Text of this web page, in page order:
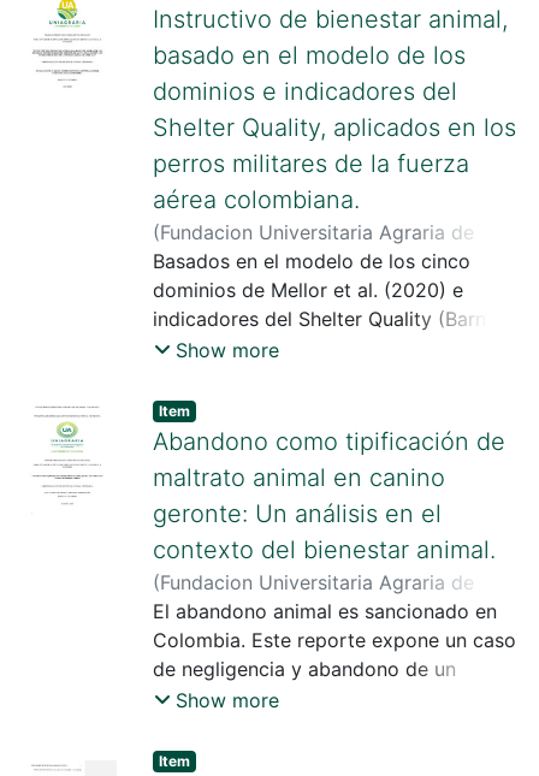
ambiente, la noción de maltrato animal
y un pequeño, pero no menos
importante abordaje de
conocimientode biodiversidad.
Instructivo de bienestar animal,
basado en el modelo de los
dominios e indicadores del
Shelter Quality, aplicados en los
perros militares de la fuerza
aérea colombiana.
(Fundacion Universitaria Agraria de
Colombia,2024)Montoya Espinosa,
Carlos Andrés;Salas Sinisterra, Xiomar
Fernanda;Monsalve Barrero, Stefany
Basados en el modelo de los cinco
dominios de Mellor et al. (2020) e
indicadores del Shelter Quality (Barnard
et al., 2014) se comparten los
animal aplicada en perros militares de la
Fuerza Aérea Colombiana – FAC. La
investigación fue descriptiva cualitativa,
con enfoque no experimental,
considerando que elabordaje de los
cinco dominios determina el grado de
compromiso y mejora del
bienestaranimal de manera cualitativa.
Show more
Item
Abandono como tipificación de
maltrato animal en canino
geronte: Un análisis en el
contexto del bienestar animal.
(Fundacion Universitaria Agraria de
Colombia,2024)Martin Niño, Diana
Carolina
El abandono animal es sancionado en
Colombia. Este reporte expone un caso
de negligencia y abandono de un
canino
Show more
Item